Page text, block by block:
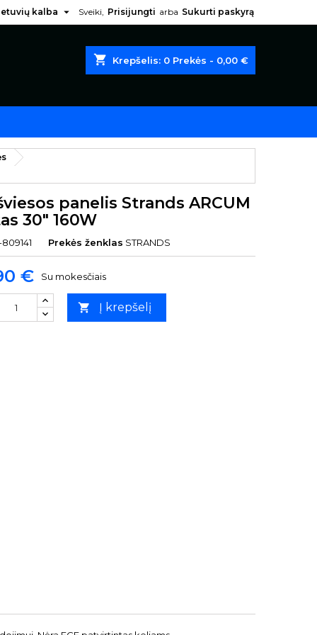
Sveiki, Prisijungti arba Sukurti paskyrą
kalba 
shopping_cart Krepšelis: 0 Prekės - 0,00 €
panelis Strands ARCUM
30" 160W
Prekės ženklas STRANDS
€ Su mokesčiais
 Į krepšelį